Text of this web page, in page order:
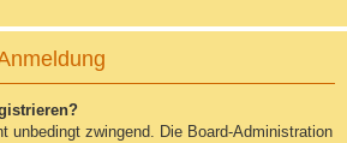
unbedingt zwingend. Die Board-Administration